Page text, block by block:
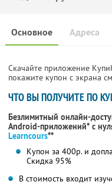
Основное Адреса
Скачайте приложение
покажите купон с экрана
ЧТО ВЫ ПОЛУЧИТЕ ПО
Безлимитный онлайн-
Android-приложений* с
Learncours**
Купон за 400р. и
Скидка 95%
В стоимость входит